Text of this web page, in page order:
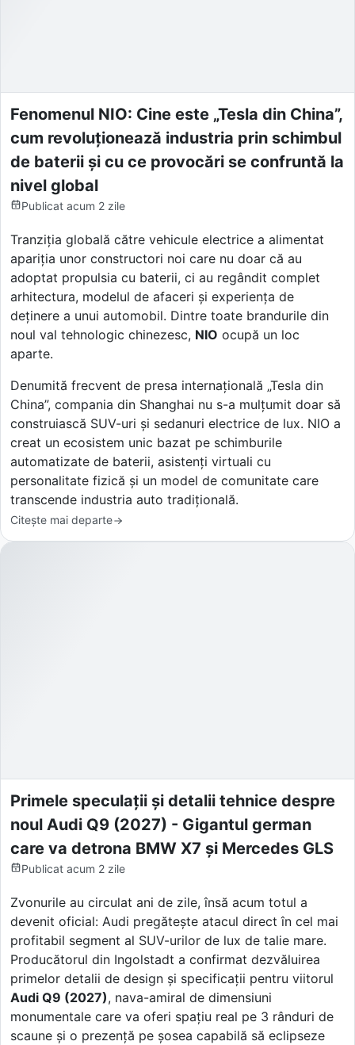
Fenomenul NIO: Cine este „Tesla din China”,
cum revoluționează industria prin schimbul
de baterii și cu ce provocări se confruntă la
nivel global
Publicat acum 2 zile
Tranziția globală către vehicule electrice a alimentat
apariția unor constructori noi care nu doar că au
adoptat propulsia cu baterii, ci au regândit complet
arhitectura, modelul de afaceri și experiența de
deținere a unui automobil. Dintre toate brandurile din
noul val tehnologic chinezesc, NIO ocupă un loc
aparte.
Denumită frecvent de presa internațională „Tesla din
China”, compania din Shanghai nu s-a mulțumit doar să
construiască SUV-uri și sedanuri electrice de lux. NIO a
creat un ecosistem unic bazat pe schimburile
automatizate de baterii, asistenți virtuali cu
personalitate fizică și un model de comunitate care
transcende industria auto tradițională.
Citește mai departe
Primele speculații și detalii tehnice despre
noul Audi Q9 (2027) - Gigantul german
care va detrona BMW X7 și Mercedes GLS
Publicat acum 2 zile
Zvonurile au circulat ani de zile, însă acum totul a
devenit oficial: Audi pregătește atacul direct în cel mai
profitabil segment al SUV-urilor de lux de talie mare.
Producătorul din Ingolstadt a confirmat dezvăluirea
primelor detalii de design și specificații pentru viitorul
Audi Q9 (2027), nava-amiral de dimensiuni
monumentale care va oferi spațiu real pe 3 rânduri de
scaune și o prezență pe șosea capabilă să eclipseze